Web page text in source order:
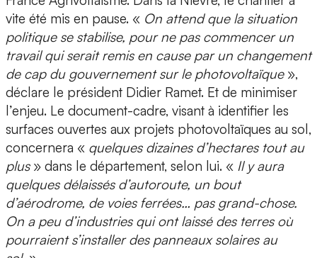
vite été mis en pause. « On attend que la situation
politique se stabilise, pour ne pas commencer un
travail qui serait remis en cause par un changement
de cap du gouvernement sur le photovoltaïque»,
déclare le président Didier Ramet. Et de minimiser
l’enjeu. Le document-cadre, visant à identifier les
surfaces ouvertes aux projets photovoltaïques au sol,
concernera « quelques dizaines d’hectares tout au
plus» dans le département, selon lui. « Il y aura
quelques délaissés d’autoroute, un bout
d’aérodrome, de voies ferrées… pas grand-chose.
On a peu d’industries qui ont laissé des terres où
pourraient s’installer des panneaux solaires au